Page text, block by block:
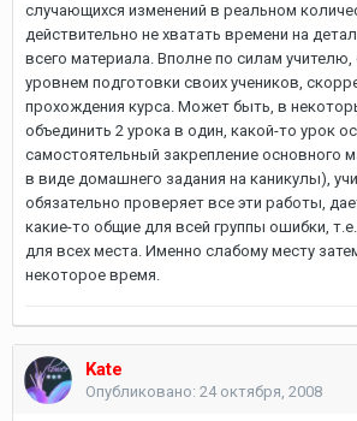
случающихся изменений в реальном
действительно не хватать времени на
всего материала. Вполне по силам учителю,
уровнем подготовки своих учеников,
прохождения курса. Может быть, в
объединить 2 урока в один, какой-то урок
самостоятельный закрепление основного
в виде домашнего задания на каникулы),
обязательно проверяет все эти работы,
какие-то общие для всей группы ошибки,
для всех места. Именно слабому месту
некоторое время.
Kate
Опубликовано: 24 октября, 2008